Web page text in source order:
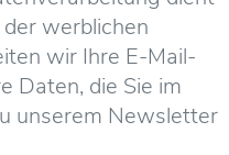
werblichen
wir Ihre E-Mail-
Daten, die Sie im
unserem Newsletter